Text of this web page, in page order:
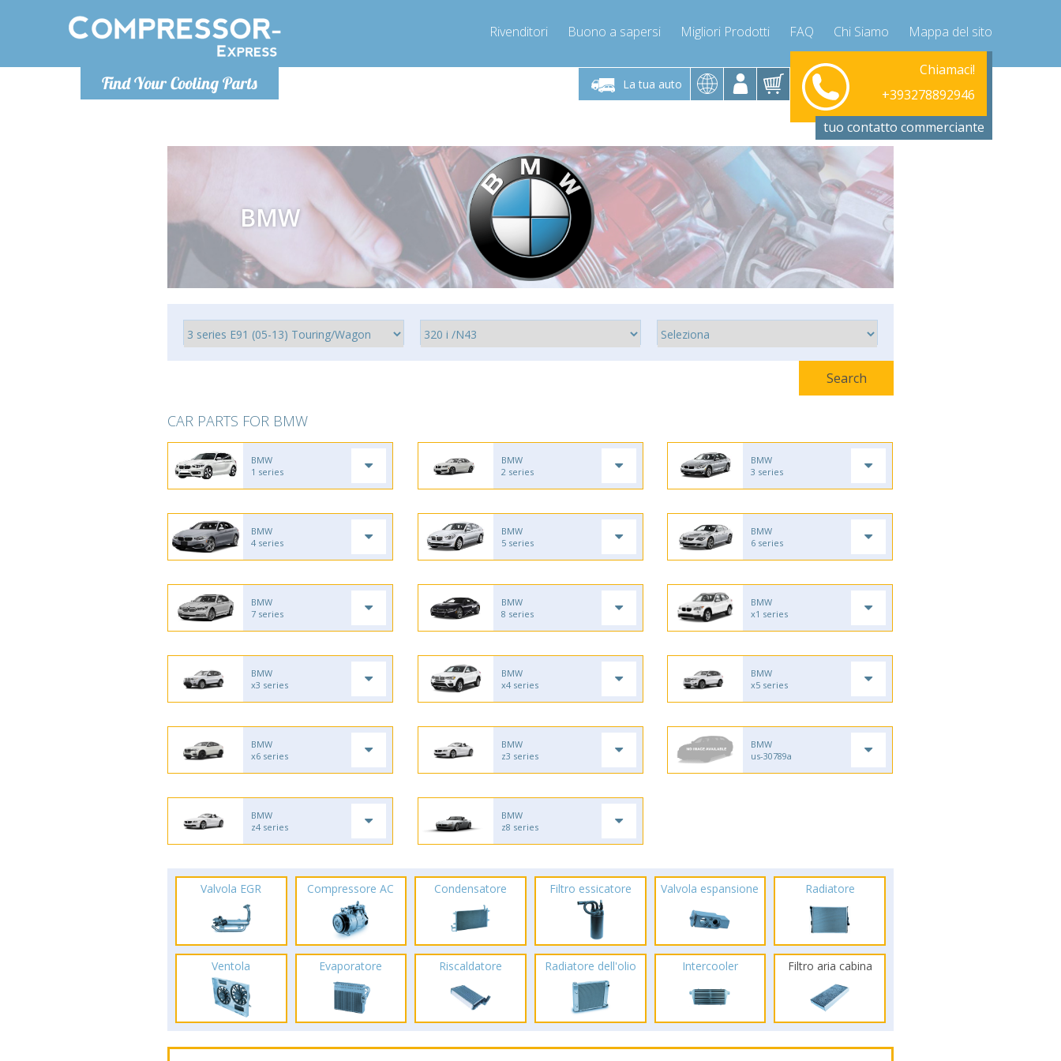
Find Your Cooling Parts
Rivenditori Buono a sapersi Migliori Prodotti FAQ Chi Siamo Mappa del sito
La tua auto
Lunedì-Venerdì 9-12 / 14-17
+393278892946
info@compressor-express.it
Chiamaci! Lunedì-Venerdì 9-12 / 14-17
+393278892946
info@compressor-express.it
Chiamaci!
+393278892946
Lunedì-Venerdì 9-12 / 14-17
info@compressor-express.it
tuo contatto commerciante
BMW
CAR PARTS FOR BMW
BMW
1 series
BMW
2 series
BMW
3 series
BMW
4 series
BMW
5 series
BMW
6 series
BMW
7 series
BMW
8 series
BMW
x1 series
BMW
x3 series
BMW
x4 series
BMW
x5 series
BMW
x6 series
BMW
z3 series
BMW
us-30789a
BMW
z4 series
BMW
z8 series
Valvola EGR Compressore AC Condensatore Filtro essicatore Valvola espansione Radiatore
Ventola Evaporatore Riscaldatore Radiatore dell'olio Intercooler Filtro aria cabina